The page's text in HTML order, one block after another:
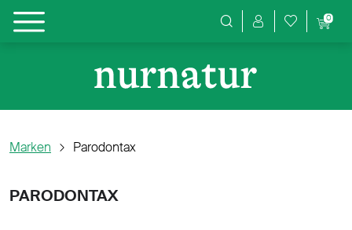
Produktsuche
0
Marken Parodontax
PARODONTAX